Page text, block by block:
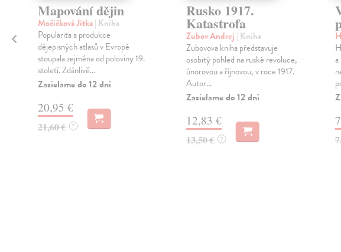
Mapování dějin
Močičková Jitka| Kniha
Popularita a produkce
dějepisných atlasů v Evropě
stoupala zejména od poloviny 19.
století. Zdánlivě...
Zasielame do 12 dní
20,95 €
21,60 € ?
Rusko 1917.
Katastrofa
Zubov Andrej | Kniha
Zubovova kniha představuje
osobitý pohled na ruské revoluce,
únorovou a říjnovou, v roce 1917.
Autor...
Zasielame do 12 dní
12,83 €
13,50 € ?